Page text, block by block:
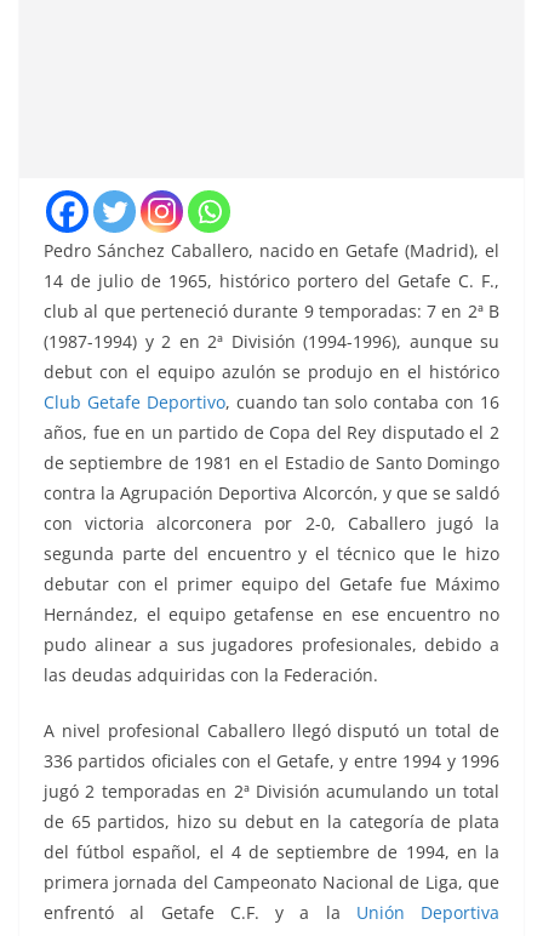
Pedro Sánchez Caballero, nacido en Getafe (Madrid), el
14 de julio de 1965, histórico portero del Getafe C. F.,
club al que perteneció durante 9 temporadas: 7 en 2ª B
(1987-1994) y 2 en 2ª División (1994-1996), aunque su
debut con el equipo azulón se produjo en el histórico
Club Getafe Deportivo, cuando tan solo contaba con 16
años, fue en un partido de Copa del Rey disputado el 2
de septiembre de 1981 en el Estadio de Santo Domingo
contra la Agrupación Deportiva Alcorcón, y que se saldó
con victoria alcorconera por 2-0, Caballero jugó la
segunda parte del encuentro y el técnico que le hizo
debutar con el primer equipo del Getafe fue Máximo
Hernández, el equipo getafense en ese encuentro no
pudo alinear a sus jugadores profesionales, debido a
las deudas adquiridas con la Federación.
A nivel profesional Caballero llegó disputó un total de
336 partidos oficiales con el Getafe, y entre 1994 y 1996
jugó 2 temporadas en 2ª División acumulando un total
de 65 partidos, hizo su debut en la categoría de plata
del fútbol español, el 4 de septiembre de 1994, en la
primera jornada del Campeonato Nacional de Liga, que
enfrentó al Getafe C.F. y a la Unión Deportiva